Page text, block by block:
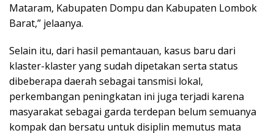
Mataram, Kabupaten Dompu dan Kabupaten Lombok
Barat,” jelaanya.
Selain itu, dari hasil pemantauan, kasus baru dari
klaster-klaster yang sudah dipetakan serta status
dibeberapa daerah sebagai tansmisi lokal,
perkembangan peningkatan ini juga terjadi karena
masyarakat sebagai garda terdepan belum semuanya
kompak dan bersatu untuk disiplin memutus mata